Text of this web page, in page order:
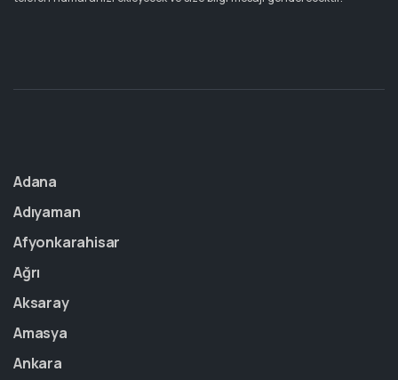
Adana
Adıyaman
Afyonkarahisar
Ağrı
Aksaray
Amasya
Ankara